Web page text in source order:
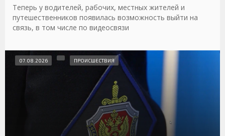
Теперь у водителей, рабочих, местных жителей и
путешественников появилась возможность выйти на
связь, в том числе по видеосвязи
07.08.2026 ПРОИСШЕСТВИЯ